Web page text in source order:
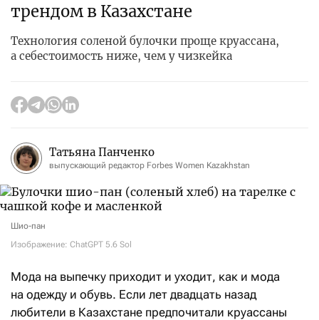
трендом в Казахстане
Технология соленой булочки проще круассана,
а себестоимость ниже, чем у чизкейка
Татьяна Панченко
выпускающий редактор Forbes Women Kazakhstan
Шио-пан
Изображение: ChatGPT 5.6 Sol
Мода на выпечку приходит и уходит, как и мода
на одежду и обувь. Если лет двадцать назад
любители в Казахстане предпочитали круассаны